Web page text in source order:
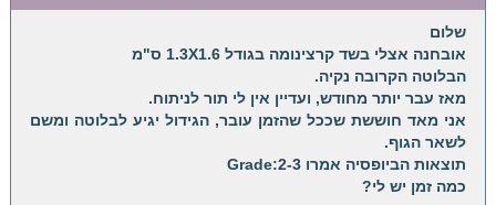
שלום
אובחנה אצלי בשד קרצינומה בגודל 1.3X1.6 ס"מ
הבלוטה הקרובה נקיה.
מאז עבר יותר מחודש, ועדיין אין לי תור לניתוח.
אני מאד חוששת שככל שהזמן עובר, הגידול יגיע לבלוטה ומשם
לשאר הגוף.
תוצאות הביופסיה אמרו Grade:2-3
כמה זמן יש לי?